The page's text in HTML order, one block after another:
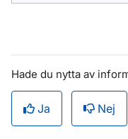
Hade du nytta av
Ja Nej